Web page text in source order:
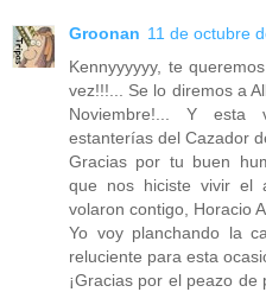
Groonan 11 de octubre
Kennyyyyyy, te
vez!!!... Se lo diremos a
Noviembre!... Y esta
estanterías del Cazador
Gracias por tu buen
que nos hiciste vivir el
volaron contigo, Horacio
Yo voy planchando la
reluciente para esta
¡Gracias por el peazo